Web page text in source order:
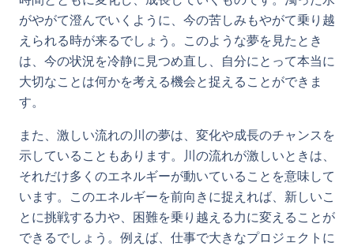
がやがて澄んでいくように、今の苦しみもやがて乗り越
えられる時が来るでしょう。このような夢を見たとき
は、今の状況を冷静に見つめ直し、自分にとって本当に
大切なことは何かを考える機会と捉えることができま
す。
また、激しい流れの川の夢は、変化や成長のチャンスを
示していることもあります。川の流れが激しいときは、
それだけ多くのエネルギーが動いていることを意味して
います。このエネルギーを前向きに捉えれば、新しいこ
とに挑戦する力や、困難を乗り越える力に変えることが
できるでしょう。例えば、仕事で大きなプロジェクトに